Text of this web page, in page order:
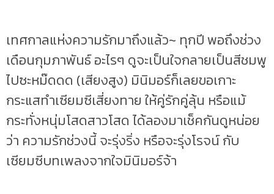
เทศกาลแห่งความรักมาถึงแล้ว~ ทุกปี พอถึงช่วง
เดือนกุมภาพันธ์ อะไรๆ ดูจะเป็นใจกลายเป็นสีชมพู
ไปซะหม๊ดดด (เสียงสูง) มินิมอร์ก็เลยขอเกาะ
กระแสทำเซียมซีเสี่ยงทาย ให้คู่รักคู่ลุ้น หรือแม้
กระทั่งหนุ่มโสดสาวโสด ได้ลองมาเช็คกันดูหน่อย
ว่า ความรักช่วงนี้ จะรุ่งริ่ง หรือจะรุ่งโรจน์ กับ
เซียมซีบทเพลงจากใจมินิมอร์จ้า